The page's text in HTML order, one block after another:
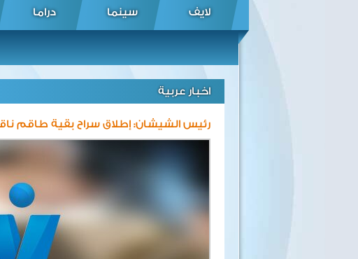
لايف سينما دراما
اخبار عربية
رئيس الشيشان: إطلاق سراح بقية طاقم